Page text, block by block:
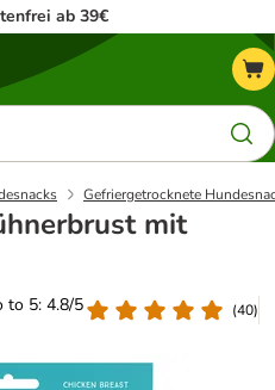
ab 39€
Gefriergetrocknete
mit
to 5: 4.8/5
(40)